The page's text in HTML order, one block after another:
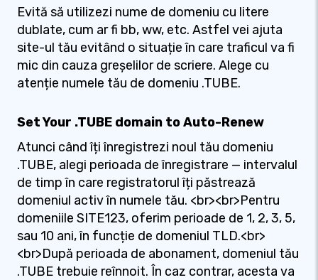
Evită să utilizezi nume de domeniu cu litere
dublate, cum ar fi bb, ww, etc. Astfel vei ajuta
site-ul tău evitând o situație în care traficul va fi
mic din cauza greșelilor de scriere. Alege cu
atenție numele tău de domeniu .TUBE.
Set Your .TUBE domain to Auto-Renew
Atunci când îți înregistrezi noul tău domeniu
.TUBE, alegi perioada de înregistrare — intervalul
de timp în care registratorul îți păstrează
domeniul activ în numele tău. <br><br>Pentru
domeniile SITE123, oferim perioade de 1, 2, 3, 5,
sau 10 ani, în funcție de domeniul TLD.<br>
<br>După perioada de abonament, domeniul tău
.TUBE trebuie reînnoit. În caz contrar, acesta va